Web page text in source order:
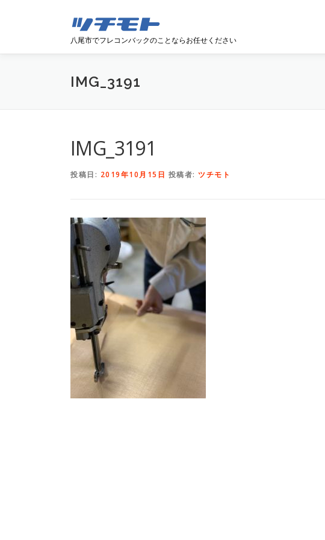
八尾市でフレコンバックのことならお任せください
IMG_3191
IMG_3191
投稿日: 2019年10月15日 投稿者: ツチモト